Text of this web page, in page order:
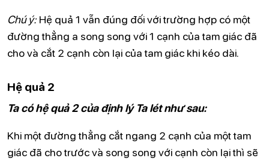
Chú ý:Hệ quả 1 vẫn đúng đối với trường hợp có một
đường thẳng a song song với 1 cạnh của tam giác đã
cho và cắt 2 cạnh còn lại của tam giác khi kéo dài.
Hệ quả 2
Ta có hệ quả 2 của định lý Ta lét như sau:
Khi một đường thẳng cắt ngang 2 cạnh của một tam
giác đã cho trước và song song với cạnh còn lại thì sẽ